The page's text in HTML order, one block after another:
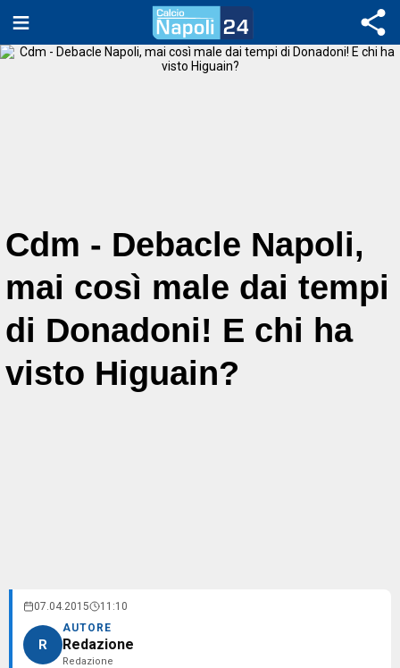
Cdm - Debacle Napoli,
mai così male dai tempi
di Donadoni! E chi ha
visto Higuain?
07.04.2015 11:10
R
AUTORE
Redazione
Redazione